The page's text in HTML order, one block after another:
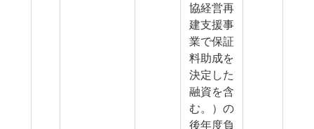
協経営再
建支援事
業で保証
料助成を
決定した
融資を含
む。）の
後年度負